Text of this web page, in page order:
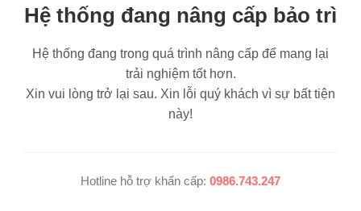
Hệ thống đang nâng cấp bảo trì
Hệ thống đang trong quá trình nâng cấp để mang lại
trải nghiệm tốt hơn.
Xin vui lòng trở lại sau. Xin lỗi quý khách vì sự bất tiện
này!
Hotline hỗ trợ khẩn cấp: 0986.743.247